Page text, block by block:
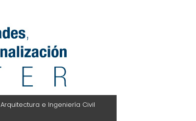
Arquitectura e Ingeniería Civil